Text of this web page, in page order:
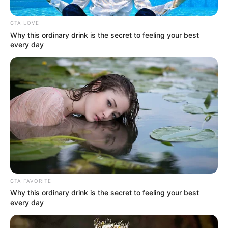
Foto archivo
Por:Orlando Ramos Esalas
Agosto 9, 2021
CTA LOVE
Why this ordinary drink is the secret to feeling your best
every day
CTA FAVORITE
Why this ordinary drink is the secret to feeling your best
every day